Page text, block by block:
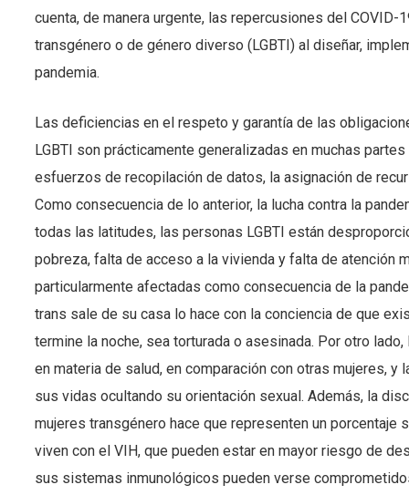
cuenta, de manera urgente, las repercusiones del
transgénero o de género diverso (LGBTI) al diseñar,
pandemia.
Las deficiencias en el respeto y garantía de las
LGBTI son prácticamente generalizadas en muchas
esfuerzos de recopilación de datos, la asignación de
Como consecuencia de lo anterior, la lucha contra la
todas las latitudes, las personas LGBTI están
pobreza, falta de acceso a la vivienda y falta de atención
particularmente afectadas como consecuencia de la
trans sale de su casa lo hace con la conciencia de que
termine la noche, sea torturada o asesinada. Por otro
en materia de salud, en comparación con otras mujeres,
sus vidas ocultando su orientación sexual. Además, la
mujeres transgénero hace que representen un
viven con el VIH, que pueden estar en mayor riesgo de
sus sistemas inmunológicos pueden verse